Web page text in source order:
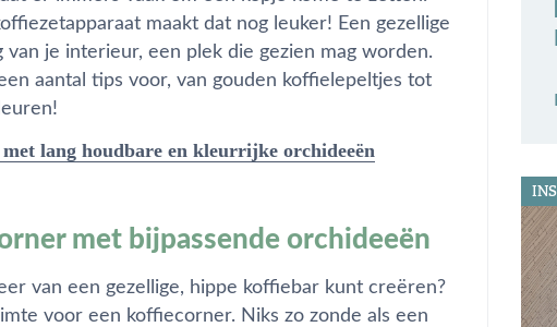
maakt dat nog leuker! Een gezellige
je interieur, een plek die gezien mag worden.
aantal tips voor, van gouden koffielepeltjes tot
lang houdbare en kleurrijke orchideeën
met bijpassende orchideeën
van een gezellige, hippe koffiebar kunt creëren?
voor een koffiecorner. Niks zo zonde als een